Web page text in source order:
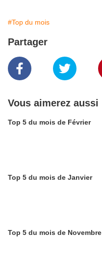
#Top du mois
Partager
Vous aimerez aussi
Top 5 du mois de Février
Top 5 du mois de Janvier
Top 5 du mois de Novembre